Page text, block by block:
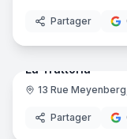
Partager
La Trattoria
13 Rue
Partager